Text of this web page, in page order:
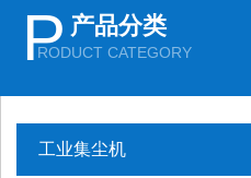
P 产品分类
RODUCT CATEGORY
工业集尘机